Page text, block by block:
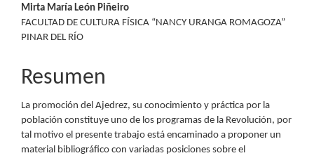
del
artículo
Mirta María León Piñeiro
FACULTAD DE CULTURA FÍSICA “NANCY URANGA ROMAGOZA”
PINAR DEL RÍO
Resumen
La promoción del Ajedrez, su conocimiento y práctica por la
población constituye uno de los programas de la Revolución, por
tal motivo el presente trabajo está encaminado a proponer un
material bibliográfico con variadas posiciones sobre el